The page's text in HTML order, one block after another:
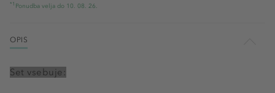
*1 Ponudba velja do 10. 08. 26.
OPIS
Set vsebuje: